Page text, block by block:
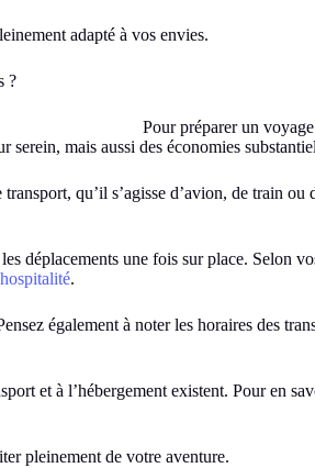
adapté à vos envies.
?
Pour préparer un
mais aussi des économies
qu’il s’agisse d’avion, de train
déplacements une fois sur place. Selon
.
également à noter les horaires des
et à l’hébergement existent. Pour en
pleinement de votre aventure.